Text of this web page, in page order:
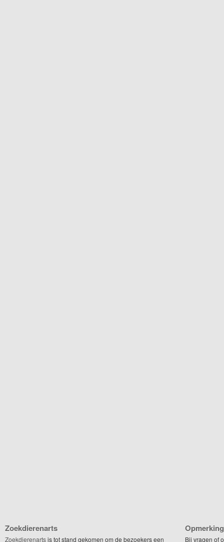
Zoekdierenarts
Zoekdierenartsis tot stand gekomen om de bezoekers een Bij vragen of